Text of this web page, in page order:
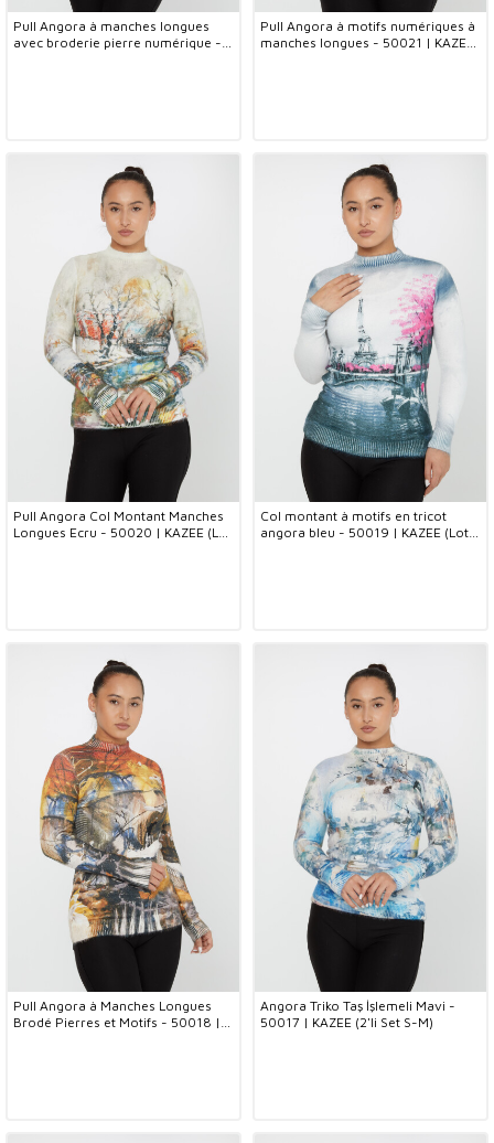
Pull Angora à manches longues
avec broderie pierre numérique -
Pull Angora à motifs numériques à
manches longues - 50021 | KAZEE
Pull Angora Col Montant Manches
Longues Ecru - 50020 | KAZEE (Lot
Col montant à motifs en tricot
angora bleu - 50019 | KAZEE (Lot
Pull Angora à Manches Longues
Brodé Pierres et Motifs - 50018 |
Angora Triko Taş İşlemeli Mavi -
50017 | KAZEE (2'li Set S-M)